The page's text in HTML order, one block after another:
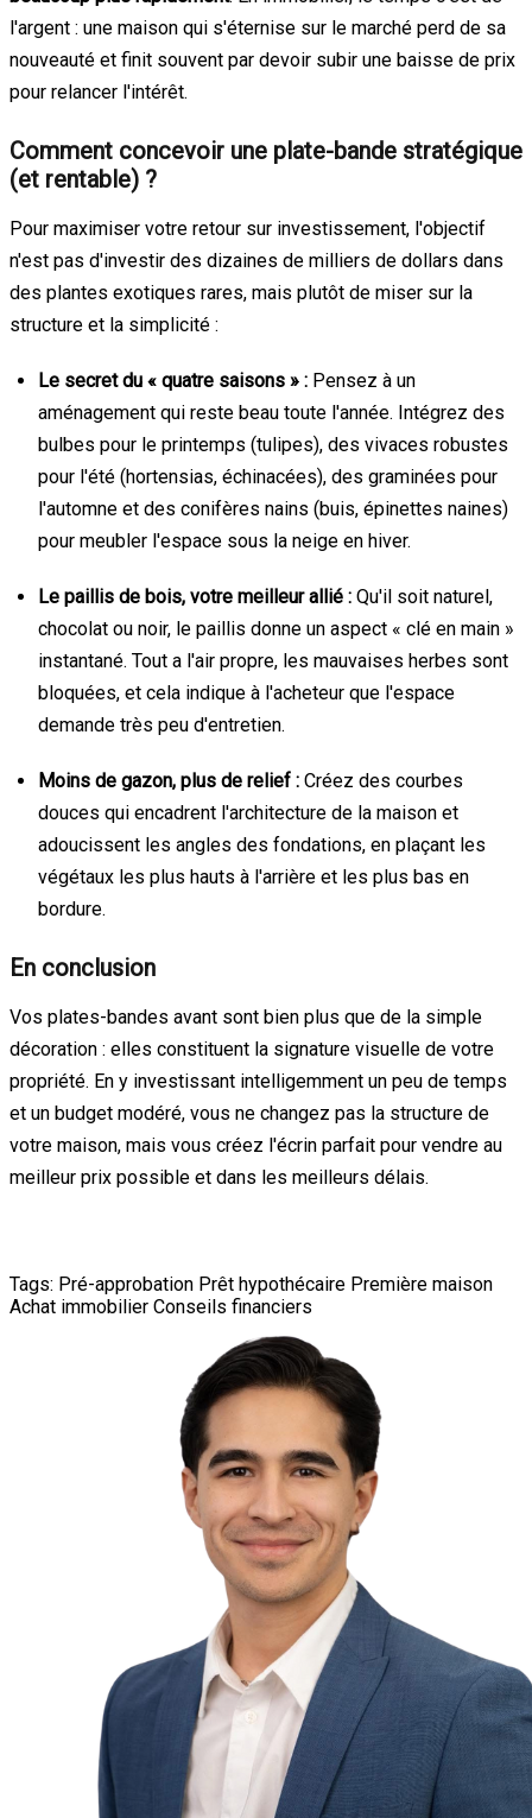
l'argent : une maison qui s'éternise sur le marché perd de sa
nouveauté et finit souvent par devoir subir une baisse de prix
pour relancer l'intérêt.
Comment concevoir une plate-bande stratégique
(et rentable) ?
Pour maximiser votre retour sur investissement, l'objectif
n'est pas d'investir des dizaines de milliers de dollars dans
des plantes exotiques rares, mais plutôt de miser sur la
structure et la simplicité :
Le secret du « quatre saisons » : Pensez à un
aménagement qui reste beau toute l'année. Intégrez des
bulbes pour le printemps (tulipes), des vivaces robustes
pour l'été (hortensias, échinacées), des graminées pour
l'automne et des conifères nains (buis, épinettes naines)
pour meubler l'espace sous la neige en hiver.
Le paillis de bois, votre meilleur allié : Qu'il soit naturel,
chocolat ou noir, le paillis donne un aspect « clé en main »
instantané. Tout a l'air propre, les mauvaises herbes sont
bloquées, et cela indique à l'acheteur que l'espace
demande très peu d'entretien.
Moins de gazon, plus de relief : Créez des courbes
douces qui encadrent l'architecture de la maison et
adoucissent les angles des fondations, en plaçant les
végétaux les plus hauts à l'arrière et les plus bas en
bordure.
En conclusion
Vos plates-bandes avant sont bien plus que de la simple
décoration : elles constituent la signature visuelle de votre
propriété. En y investissant intelligemment un peu de temps
et un budget modéré, vous ne changez pas la structure de
votre maison, mais vous créez l'écrin parfait pour vendre au
meilleur prix possible et dans les meilleurs délais.
Tags: Pré-approbation Prêt hypothécaire Première maison
Achat immobilier Conseils financiers